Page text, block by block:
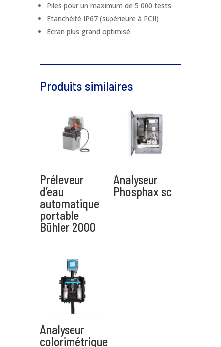
Nom de produit*
Message
n
a
Piles pour un maximum de 5 000 tests
Etanchéité IP67 (supérieure à PCII)
Ecran plus grand optimisé
Produits similaires
Préleveur
d’eau
automatique
portable
Bühler 2000
Analyseur
Phosphax sc
Analyseur
colorimétrique